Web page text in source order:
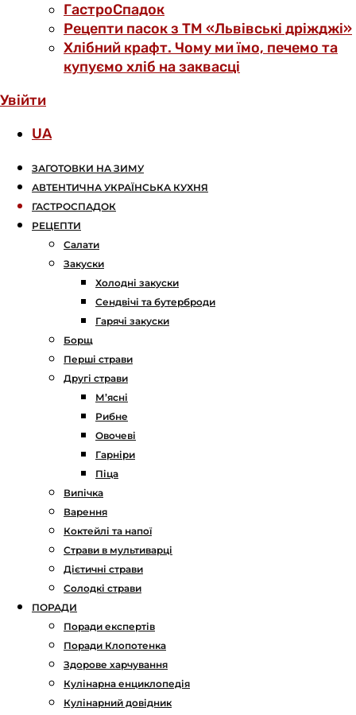
ГастроСпадок
Рецепти пасок з ТМ «Львівські дріжджі»
Хлібний крафт. Чому ми їмо, печемо та
купуємо хліб на заквасці
Увійти
UA
ЗАГОТОВКИ НА ЗИМУ
АВТЕНТИЧНА УКРАЇНСЬКА КУХНЯ
ГАСТРОСПАДОК
РЕЦЕПТИ
Салати
Закуски
Холодні закуски
Сендвічі та бутерброди
Гарячі закуски
Борщ
Перші страви
Другі страви
М’ясні
Рибне
Овочеві
Гарніри
Піца
Випічка
Варення
Коктейлі та напої
Страви в мультиварці
Дієтичні страви
Солодкі страви
ПОРАДИ
Поради експертів
Поради Клопотенка
Здорове харчування
Кулінарна енциклопедія
Кулінарний довідник